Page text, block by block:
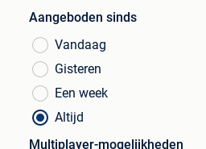
Aangeboden sinds
Vandaag
Gisteren
Een week
Altijd
Multiplayer-mogelijkheden